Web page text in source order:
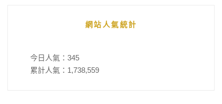
網站人氣統計
今日人氣： 345
累計人氣： 1,738,559